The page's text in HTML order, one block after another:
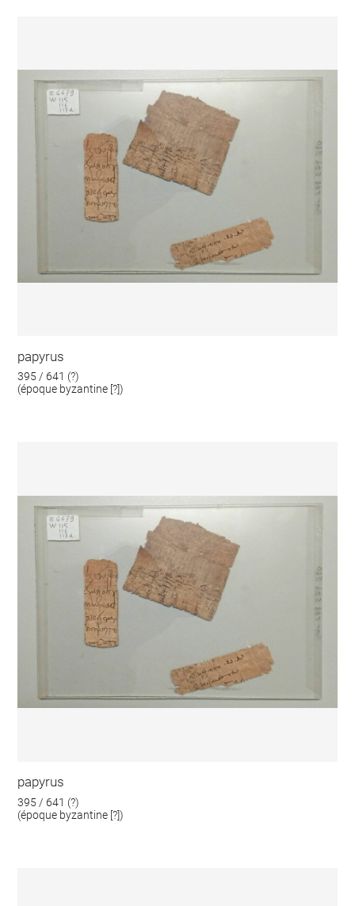
papyrus
395 / 641 (?)
(époque byzantine [?])
papyrus
395 / 641 (?)
(époque byzantine [?])